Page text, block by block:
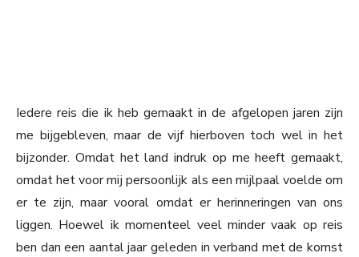
Iedere reis die ik heb gemaakt in de afgelopen jaren zijn
me bijgebleven, maar de vijf hierboven toch wel in het
bijzonder. Omdat het land indruk op me heeft gemaakt,
omdat het voor mij persoonlijk als een mijlpaal voelde om
er te zijn, maar vooral omdat er herinneringen van ons
liggen. Hoewel ik momenteel veel minder vaak op reis
ben dan een aantal jaar geleden in verband met de komst